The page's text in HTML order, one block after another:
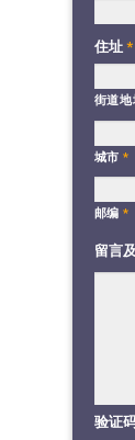
住址 *
街道地
城市 *
邮编 *
留言
验证